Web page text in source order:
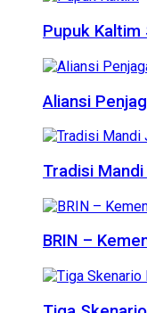
Pupuk
Aliansi
Tradisi
BRIN –